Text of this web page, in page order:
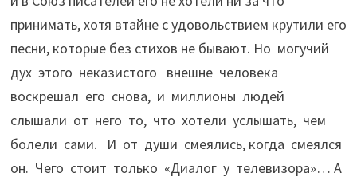
принимать, хотя втайне с удовольствием крутили его
песни, которые без стихов не бывают. Но могучий
дух этого неказистого внешне человека
воскрешал его снова, и миллионы людей
слышали от него то, что хотели услышать, чем
болели сами. И от души смеялись, когда смеялся
он. Чего стоит только «Диалог у телевизора»… А